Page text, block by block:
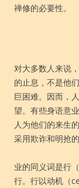
禅修的必要性。
对大多数人来说
的止息，不是他
巨困难。因而，
望。有些身语意
人为他们的来生
采用欺诈和明抢
业的同义词是行
行。行以动机（